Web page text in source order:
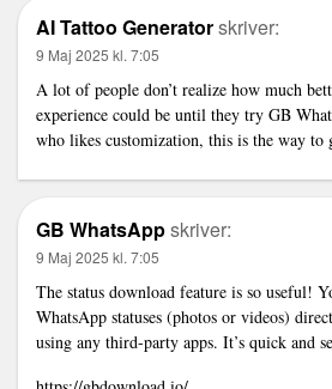
AI Tattoo Generatorskriver:
9 Maj 2025 kl. 7:05
A lot of people don’t realize how much
experience could be until they try GB
who likes customization, this is the way to
GB WhatsAppskriver:
9 Maj 2025 kl. 7:05
The status download feature is so useful!
WhatsApp statuses (photos or videos)
using any third-party apps. It’s quick and